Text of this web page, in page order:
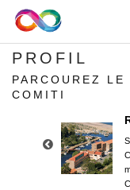
PROFIL
PARCOUREZ
COMITI